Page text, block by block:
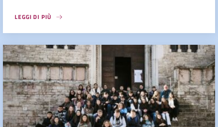
LEGGI DI PIÙ